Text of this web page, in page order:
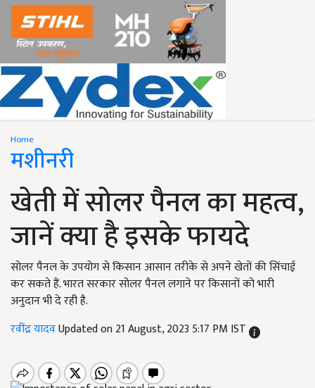
Home
मशीनरी
खेती में सोलर पैनल का महत्व,
जानें क्या है इसके फायदे
सोलर पैनल के उपयोग से किसान आसान तरीके से अपने खेतों की सिंचाई
कर सकते हैं. भारत सरकार सोलर पैनल लगाने पर किसानों को भारी
अनुदान भी दे रही है.
रवींद्र यादवUpdated on 21 August, 2023 5:17 PM IST